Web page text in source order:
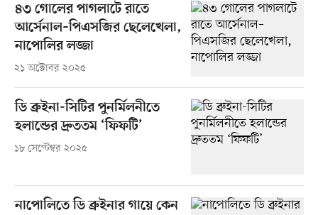
৪৩ গোলের পাগলাটে রাতে
আর্সেনাল–পিএসজির ছেলেখেলা,
নাপোলির লজ্জা
২১ অক্টোবর ২০২৫
ডি ব্রুইনা-সিটির পুনর্মিলনীতে
হলান্ডের দ্রুততম ‘ফিফটি’
১৮ সেপ্টেম্বর ২০২৫
নাপোলিতে ডি ব্রুইনার গায়ে কেন